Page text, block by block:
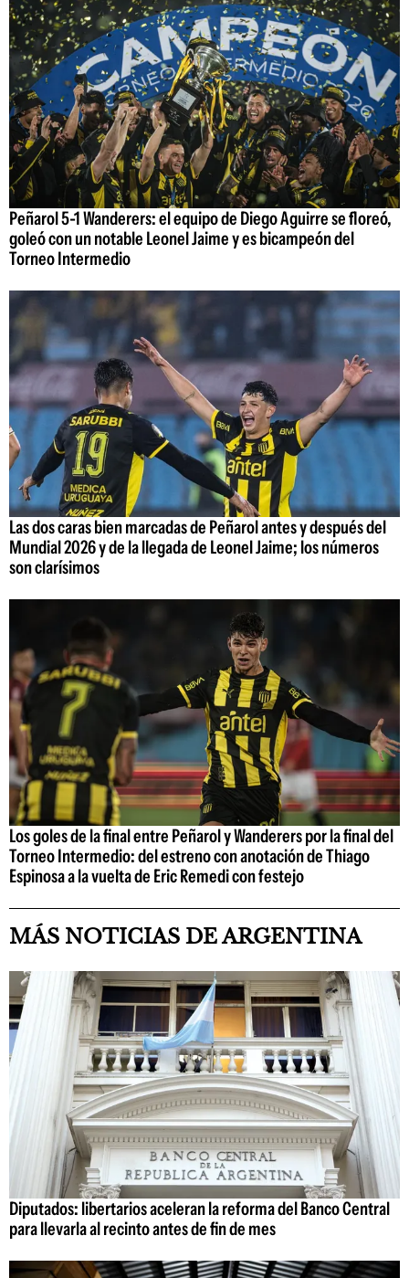
Peñarol 5-1 Wanderers: el equipo de Diego Aguirre se floreó,
goleó con un notable Leonel Jaime y es bicampeón del
Torneo Intermedio
Las dos caras bien marcadas de Peñarol antes y después del
Mundial 2026 y de la llegada de Leonel Jaime; los números
son clarísimos
Los goles de la final entre Peñarol y Wanderers por la final del
Torneo Intermedio: del estreno con anotación de Thiago
Espinosa a la vuelta de Eric Remedi con festejo
MÁS NOTICIAS DE ARGENTINA
Diputados: libertarios aceleran la reforma del Banco Central
para llevarla al recinto antes de fin de mes